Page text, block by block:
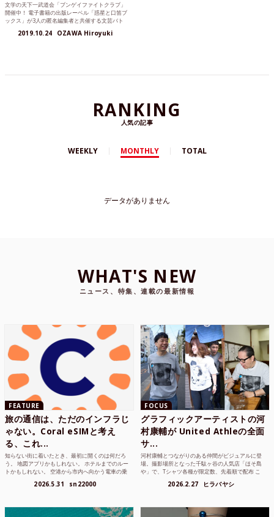
文学の天下一武道会「ブンゲイファイトクラブ」
開催中！ 電子書籍の出版レーベル「惑星と口笛ブ
ックス」が3人の匿名編集者と共催する文芸バト
2019.10.24 OZAWA Hiroyuki
RANKING
人気の記事
WEEKLY MONTHLY TOTAL
データがありません
WHAT'S NEW
ニュース、特集、連載の最新情報
FEATURE
旅の通信は、ただのインフラじ
ゃない。Coral eSIMと考え
る、これ...
知らない街に着いたとき、最初に開くのは何だろ
う。 地図アプリかもしれない。 ホテルまでのルー
トかもしれない。 空港から市内へ向かう電車の乗
2026.5.31 sn22000
FOCUS
グラフィックアーティストの河
村康輔が United Athleの全面
サ...
河村康輔とつながりのある仲間がビジュアルに登
場。撮影場所となった千駄ヶ谷の人気店「ほそ島
や」で、Tシャツ各種が限定数、先着順で配布 こ
2026.2.27 ヒラバヤシ